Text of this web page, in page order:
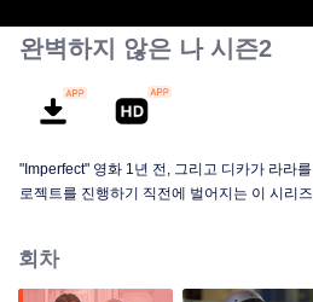
완벽하지 않은 나 시즌2
"Imperfect" 영화 1년 전, 그리고 디카가 라라
로젝트를 진행하기 직전에 벌어지는 이 시리
엔다의 딜레마, 그리고 그녀의 소셜 미디어 유
리타의 끊임없는 말다툼까지. 코미디와 지혜
회차